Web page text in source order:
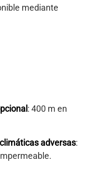
mediante
: 400 m en
adversas: